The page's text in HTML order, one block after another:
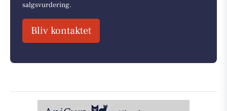
salgsvurdering.
Bliv kontaktet